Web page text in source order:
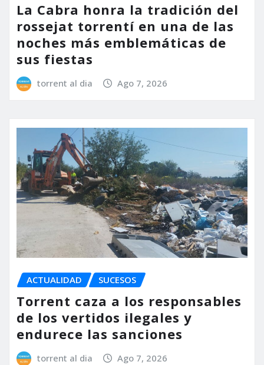
La Cabra honra la tradición del
rossejat torrentí en una de las
noches más emblemáticas de
sus fiestas
torrent al dia Ago 7, 2026
ACTUALIDAD SUCESOS
Torrent caza a los responsables
de los vertidos ilegales y
endurece las sanciones
torrent al dia Ago 7, 2026